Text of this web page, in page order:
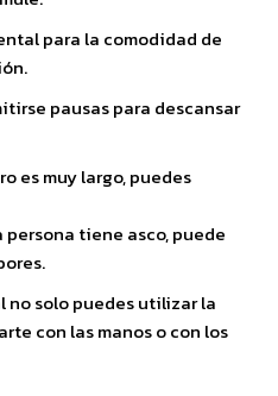
para la comodidad de
pausas para descansar
es muy largo, puedes
tiene asco, puede
no solo puedes utilizar la
con las manos o con los